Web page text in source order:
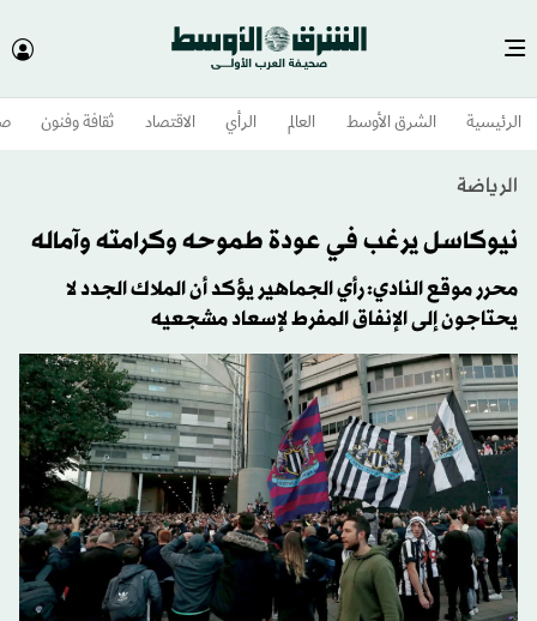
الرئيسية الشرق الأوسط​ العالم الرأي الاقتصاد ثقافة وفنون
الرياضة
نيوكاسل يرغب في عودة طموحه وكرامته وآماله
محرر موقع النادي: رأي الجماهير يؤكد أن الملاك الجدد لا
يحتاجون إلى الإنفاق المفرط لإسعاد مشجعيه